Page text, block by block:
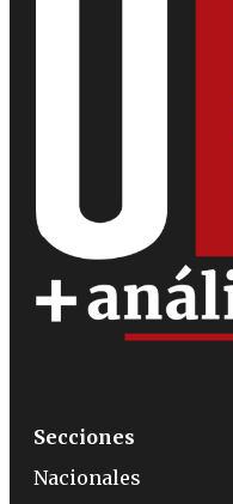
Secciones
Nacionales